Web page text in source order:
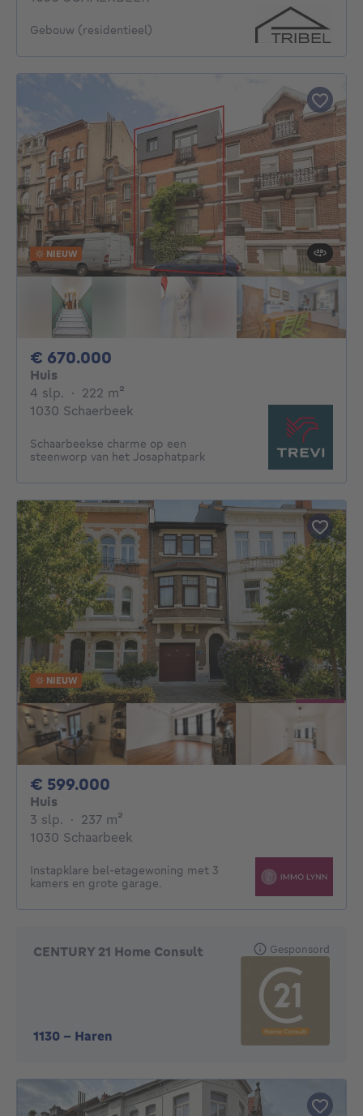
Gebouw (residentieel)
NIEUW
€ 670.000
Huis
4 slp. 4 slaapkamers
· 222 m²
1030 Schaerbeek
Schaarbeekse charme op een
steenworp van het Josaphatpark
NIEUW
€ 599.000
Huis
3 slp. 3 slaapkamers
· 237 m²
1030 Schaarbeek
Instapklare bel-etagewoning met 3
kamers en grote garage.
CENTURY 21 Home Consult
1130 - Haren
Gesponsord